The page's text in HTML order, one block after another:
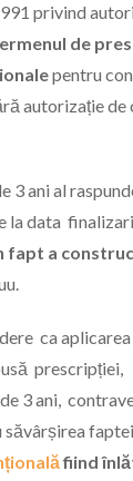
privind
ermenul de
pentru
autorizație de
3 ani al
la data
fapt a
ca
3 ani,
fiind